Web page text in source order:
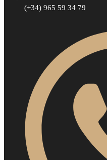
(+34) 965 59 34 79